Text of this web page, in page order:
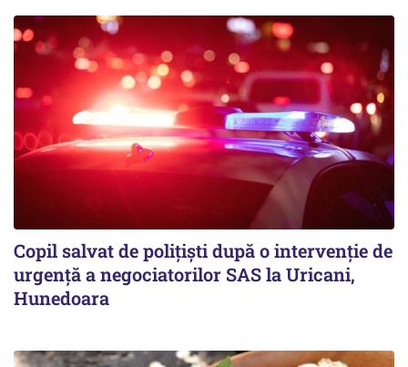
Copil salvat de polițiști după o intervenție de
urgență a negociatorilor SAS la Uricani,
Hunedoara